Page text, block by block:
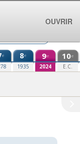
e 8e
1935
9e
2024
10e
E.C.
OUVRIR